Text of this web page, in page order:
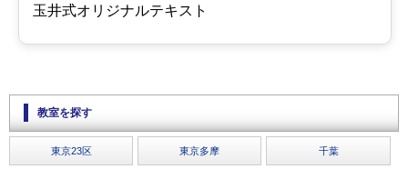
玉井式オリジナルテキスト
教室を探す
東京23区 東京多摩 千葉